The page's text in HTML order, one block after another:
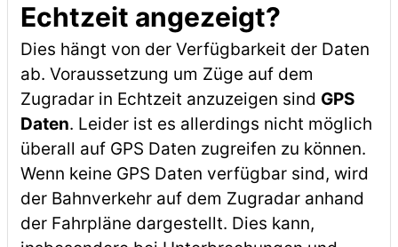
Echtzeit angezeigt?
Dies hängt von der Verfügbarkeit der Daten
ab. Voraussetzung um Züge auf dem
Zugradar in Echtzeit anzuzeigen sind GPS
Daten. Leider ist es allerdings nicht möglich
überall auf GPS Daten zugreifen zu können.
Wenn keine GPS Daten verfügbar sind, wird
der Bahnverkehr auf dem Zugradar anhand
der Fahrpläne dargestellt. Dies kann,